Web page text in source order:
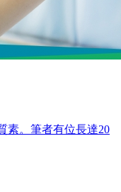
素。筆者有位長達20